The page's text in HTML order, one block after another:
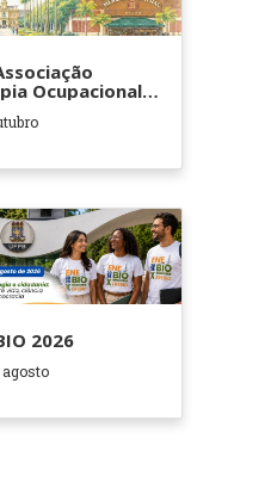
Ocupacional
e
- ATOHOSP
2026